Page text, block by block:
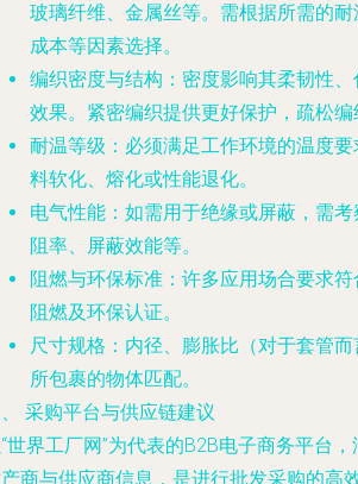
玻璃纤维、金属丝等。需根据所需的
成本等因素选择。
编织密度与结构 ：密度影响其柔韧性
效果。紧密编织提供更好保护，疏松编
耐温等级 ：必须满足工作环境的温度
料软化、熔化或性能退化。
电气性能 ：如需用于绝缘或屏蔽，需
阻率、屏蔽效能等。
阻燃与环保标准 ：许多应用场合要求
阻燃及环保认证。
尺寸规格 ：内径、膨胀比（对于套管
所包裹的物体匹配。
采购平台与供应链建议
世界工厂网”为代表的B2B电子商务平台
商与供应商信息，是进行批发采购的高